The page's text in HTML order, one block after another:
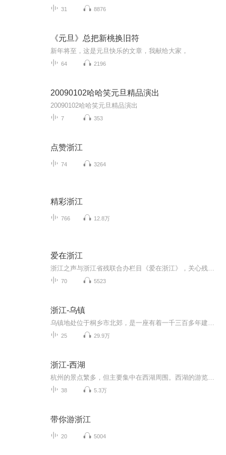
31 8876
《元旦》总把新桃换旧符
新年将至，这是元旦快乐的文章，我献给大家，
64 2196
20090102哈哈笑元旦精品演出
20090102哈哈笑元旦精品演出
7 353
点赞浙江
74 3264
精彩浙江
766 12.8万
爱在浙江
70 5523
浙江-乌镇
25 29.9万
浙江-西湖
38 5.3万
带你游浙江
20 5004